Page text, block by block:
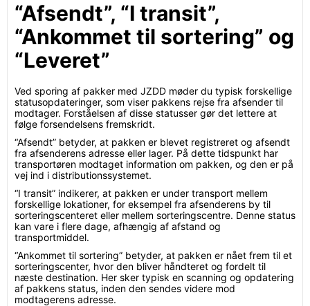
“Afsendt”, “I transit”,
“Ankommet til sortering” og
“Leveret”
Ved sporing af pakker med JZDD møder du typisk forskellige
statusopdateringer, som viser pakkens rejse fra afsender til
modtager. Forståelsen af disse statusser gør det lettere at
følge forsendelsens fremskridt.
“Afsendt” betyder, at pakken er blevet registreret og afsendt
fra afsenderens adresse eller lager. På dette tidspunkt har
transportøren modtaget information om pakken, og den er på
vej ind i distributionssystemet.
“I transit” indikerer, at pakken er under transport mellem
forskellige lokationer, for eksempel fra afsenderens by til
sorteringscenteret eller mellem sorteringscentre. Denne status
kan vare i flere dage, afhængig af afstand og
transportmiddel.
“Ankommet til sortering” betyder, at pakken er nået frem til et
sorteringscenter, hvor den bliver håndteret og fordelt til
næste destination. Her sker typisk en scanning og opdatering
af pakkens status, inden den sendes videre mod
modtagerens adresse.